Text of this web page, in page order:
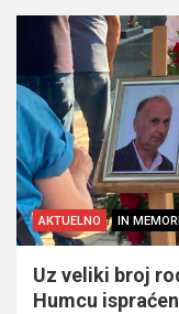
AKTUELNO IN
Uz veliki broj
Humcu